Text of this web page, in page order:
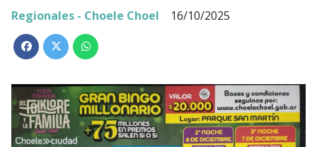
Regionales - Choele Choel
16/10/2025